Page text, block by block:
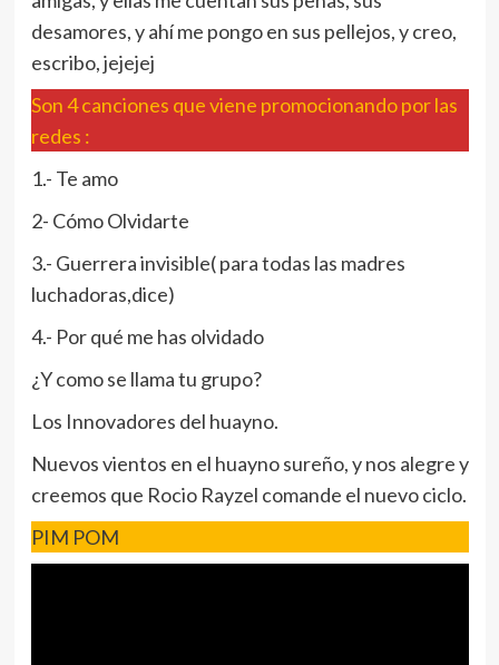
desamores, y ahí me pongo en sus pellejos, y creo,
escribo, jejejej
Son 4 canciones que viene promocionando por las
redes :
1.- Te amo
2- Cómo Olvidarte
3.- Guerrera invisible( para todas las madres
luchadoras,dice)
4.- Por qué me has olvidado
¿Y como se llama tu grupo?
Los Innovadores del huayno.
Nuevos vientos en el huayno sureño, y nos alegre y
creemos que Rocio Rayzel comande el nuevo ciclo.
PIM POM